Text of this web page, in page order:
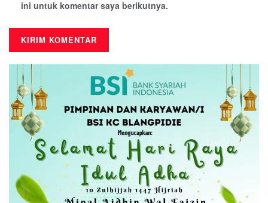
ini untuk komentar saya berikutnya.